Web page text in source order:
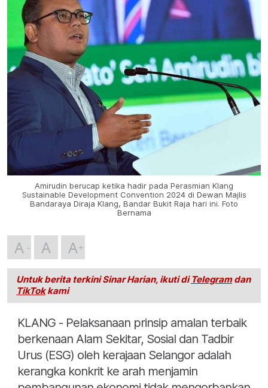
Amirudin berucap ketika hadir pada Perasmian Klang
Sustainable Development Convention 2024 di Dewan Majlis
Bandaraya Diraja Klang, Bandar Bukit Raja hari ini. Foto
Bernama
A A A
Untuk berita terkini Sinar Harian, ikuti di Telegramdan
TikTokkami
KLANG - Pelaksanaan prinsip amalan terbaik
berkenaan Alam Sekitar, Sosial dan Tadbir
Urus (ESG) oleh kerajaan Selangor adalah
kerangka konkrit ke arah menjamin